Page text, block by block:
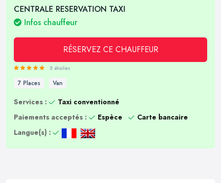
CENTRALE RESERVATION TAXI
Infos chauffeur
RÉSERVEZ CE CHAUFFEUR
5 étoiles
7 Places Van
Services :
Taxi conventionné
Paiements acceptés :
Espèce
Carte bancaire
Langue(s) :